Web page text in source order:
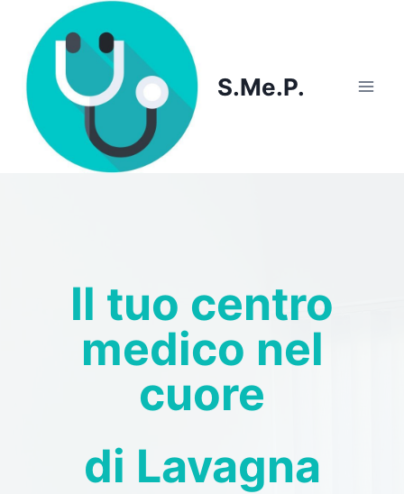
content
S.Me.P.
Il tuo centro
medico nel
cuore
di Lavagna